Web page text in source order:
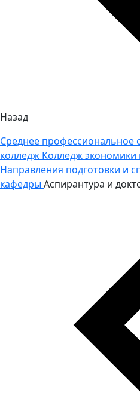
Назад
Среднее профессиональное
колледж Колледж
Направления подготовки и
кафедры Аспирантура и